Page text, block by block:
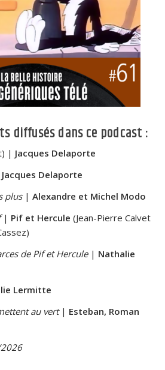
diffusés dans ce podcast :
| Jacques Delaporte
Jacques Delaporte
plus|Alexandre et Michel Modo
| Pif et Hercule (Jean-Pierre Calvet
de Pif et Hercule| Nathalie
Lermitte
au vert| Esteban, Roman